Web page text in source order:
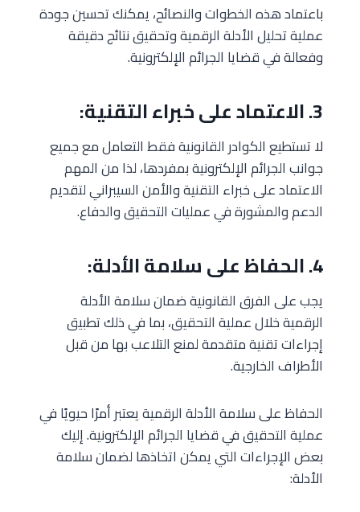
باعتماد هذه الخطوات والنصائح، يمكنك تحسين جودة
عملية تحليل الأدلة الرقمية وتحقيق نتائج دقيقة
وفعالة في قضايا الجرائم الإلكترونية.
3. الاعتماد على خبراء التقنية:
لا تستطيع الكوادر القانونية فقط التعامل مع جميع
جوانب الجرائم الإلكترونية بمفردها، لذا من المهم
الاعتماد على خبراء التقنية والأمن السيبراني لتقديم
الدعم والمشورة في عمليات التحقيق والدفاع.
4. الحفاظ على سلامة الأدلة:
يجب على الفرق القانونية ضمان سلامة الأدلة
الرقمية خلال عملية التحقيق، بما في ذلك تطبيق
إجراءات تقنية متقدمة لمنع التلاعب بها من قبل
الأطراف الخارجية.
الحفاظ على سلامة الأدلة الرقمية يعتبر أمرًا حيويًا في
عملية التحقيق في قضايا الجرائم الإلكترونية. إليك
بعض الإجراءات التي يمكن اتخاذها لضمان سلامة
الأدلة: